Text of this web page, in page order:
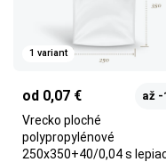
1 variant
od 0,07 € až -
Vrecko ploché
polypropylénové
250x350+40/0,04 s